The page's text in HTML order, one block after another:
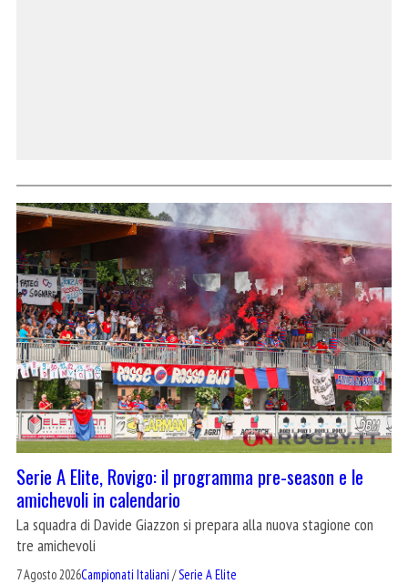
Serie A Elite, Rovigo: il programma pre-season e le
amichevoli in calendario
La squadra di Davide Giazzon si prepara alla nuova stagione con
tre amichevoli
7 Agosto 2026Campionati Italiani /Serie A Elite